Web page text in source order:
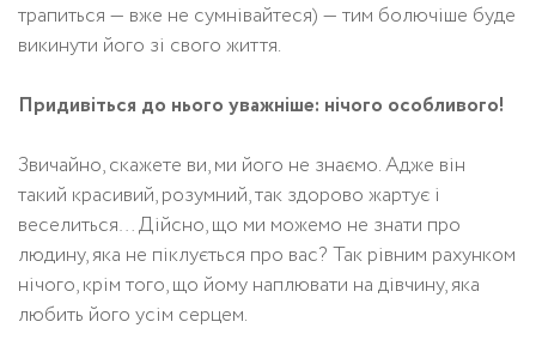
трапиться — вже не сумнівайтеся) — тим болючіше буде
викинути його зі свого життя.
Придивіться до нього уважніше: нічого особливого!
Звичайно, скажете ви, ми його не знаємо. Адже він
такий красивий, розумний, так здорово жартує і
веселиться… Дійсно, що ми можемо не знати про
людину, яка не піклується про вас? Так рівним рахунком
нічого, крім того, що йому наплювати на дівчину, яка
любить його усім серцем.